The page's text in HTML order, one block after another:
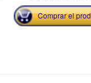
Comprar el